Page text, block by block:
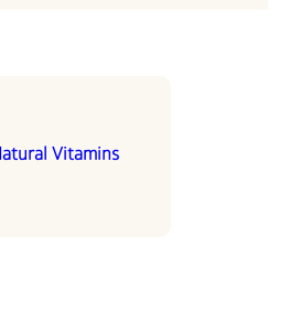
Vitamins